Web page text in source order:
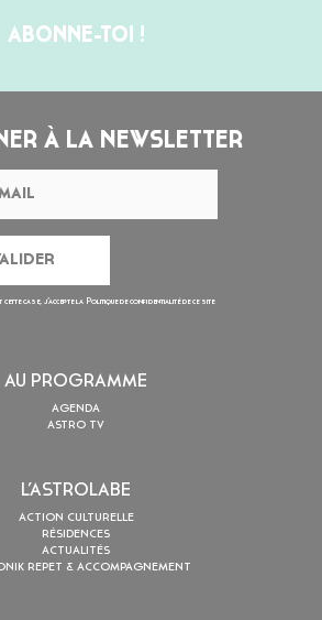
ABONNE-TOI !
À LA NEWSLETTER
cette case, j’accepte la Politique de confidentialitéde ce site
AU PROGRAMME
AGENDA
ASTRO TV
L’ASTROLABE
ACTION CULTURELLE
RÉSIDENCES
ACTUALITÉS
REPET & ACCOMPAGNEMENT